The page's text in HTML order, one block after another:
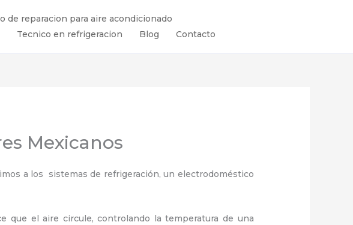
de reparacion para aire acondicionado
Tecnico en refrigeracion Blog Contacto
Mexicanos
a los sistemas de refrigeración, un electrodoméstico
que el aire circule, controlando la temperatura de una